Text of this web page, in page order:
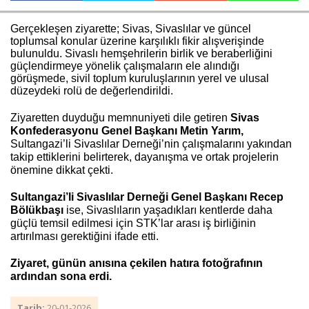
Gerçekleşen ziyarette; Sivas, Sivaslılar ve güncel
toplumsal konular üzerine karşılıklı fikir alışverişinde
bulunuldu. Sivaslı hemşehrilerin birlik ve beraberliğini
güçlendirmeye yönelik çalışmaların ele alındığı
görüşmede, sivil toplum kuruluşlarının yerel ve ulusal
düzeydeki rolü de değerlendirildi.
Ziyaretten duyduğu memnuniyeti dile getiren Sivas
Konfederasyonu Genel Başkanı Metin Yarım,
Sultangazi’li Sivaslılar Derneği’nin çalışmalarını yakından
takip ettiklerini belirterek, dayanışma ve ortak projelerin
önemine dikkat çekti.
Sultangazi’li Sivaslılar Derneği Genel Başkanı Recep
Bölükbaşı ise, Sivaslıların yaşadıkları kentlerde daha
güçlü temsil edilmesi için STK’lar arası iş birliğinin
artırılması gerektiğini ifade etti.
Ziyaret, günün anısına çekilen hatıra fotoğrafının
ardından sona erdi.
Haberin Doğru Adresi.